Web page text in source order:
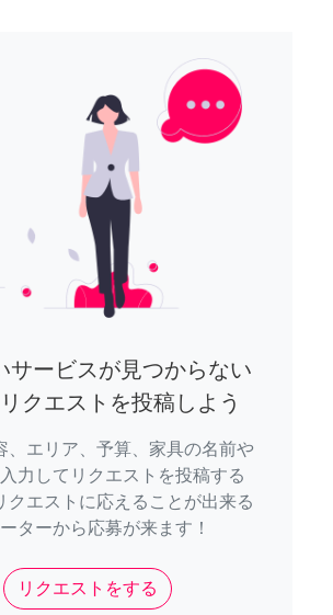
サービスが見つからない
クエストを投稿しよう
、エリア、予算、家具の名前や
力してリクエストを投稿する
クエストに応えることが出来る
ターから応募が来ます！
リクエストをする